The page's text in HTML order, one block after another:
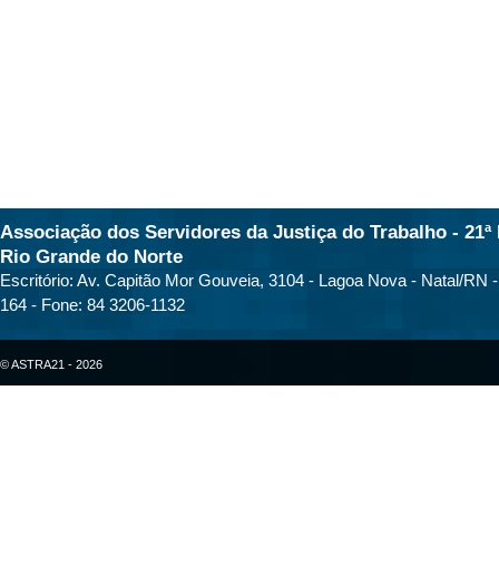
Associação dos Servidores da Justiça do Trabalho - 21ª
Rio Grande do Norte
Escritório: Av. Capitão Mor Gouveia, 3104 - Lagoa Nova - Natal/RN
164 - Fone: 84 3206-1132
© ASTRA21 - 2026